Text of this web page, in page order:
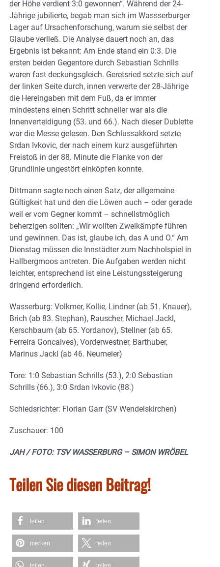
der Höhe verdient 3:0 gewonnen“. Während der 24-
Jährige jubilierte, begab man sich im Wassserburger
Lager auf Ursachenforschung, warum sie selbst der
Glaube verließ. Die Analyse dauert noch an, das
Ergebnis ist bekannt: Am Ende stand ein 0:3. Die
ersten beiden Gegentore durch Sebastian Schrills
waren fast deckungsgleich. Geretsried setzte sich auf
der linken Seite durch, innen verwerte der 28-Jährige
die Hereingaben mit dem Fuß, da er immer
mindestens einen Schritt schneller war als die
Innenverteidigung (53. und 66.). Nach dieser Dublette
war die Messe gelesen. Den Schlussakkord setzte
Srdan Ivkovic, der nach einem kurz ausgeführten
Freistoß in der 88. Minute die Flanke von der
Grundlinie ungestört einköpfen konnte.
Dittmann sagte noch einen Satz, der allgemeine
Gültigkeit hat und den die Löwen auch – oder gerade
weil er vom Gegner kommt – schnellstmöglich
beherzigen sollten: „Wir wollten Zweikämpfe führen
und gewinnen. Das ist, glaube ich, das A und O.“ Am
Dienstag müssen die Innstädter zum Nachholspiel in
Hallbergmoos antreten. Die Aufgaben werden nicht
leichter, entsprechend ist eine Leistungssteigerung
dringend erforderlich.
Wasserburg: Volkmer, Kollie, Lindner (ab 51. Knauer),
Brich (ab 83. Stephan), Rauscher, Michael Jackl,
Kerschbaum (ab 65. Yordanov), Stellner (ab 65.
Ferreira Goncalves), Vorderwestner, Barthuber,
Marinus Jackl (ab 46. Neumeier)
Tore: 1:0 Sebastian Schrills (53.), 2:0 Sebastian
Schrills (66.), 3:0 Srdan Ivkovic (88.)
Schiedsrichter: Florian Garr (SV Wendelskirchen)
Zuschauer: 100
JAH / FOTO: TSV WASSERBURG – SIMON WRÖBEL
Teilen Sie diesen Beitrag!
teilen teilen
merken teilen
teilen teilen